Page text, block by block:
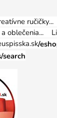
kreatívne
oblečenia...
/